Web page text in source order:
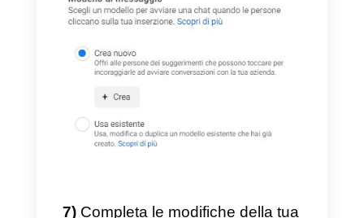
inserire nell’inserzione, una foto,
un video o carosello;